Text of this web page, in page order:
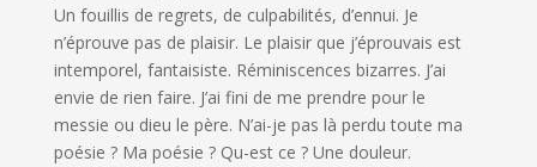
Un fouillis de regrets, de culpabilités, d’ennui. Je
n’éprouve pas de plaisir. Le plaisir que j’éprouvais est
intemporel, fantaisiste. Réminiscences bizarres. J’ai
envie de rien faire. J’ai fini de me prendre pour le
messie ou dieu le père. N’ai-je pas là perdu toute ma
poésie ? Ma poésie ? Qu-est ce ? Une douleur.